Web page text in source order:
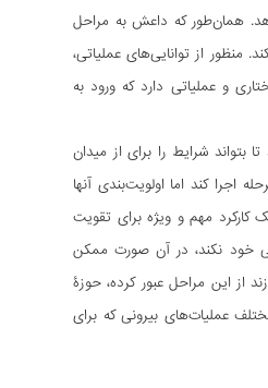
همان‌طور که داعش به مراحل
از توانایی‌های عملیاتی،
و عملیاتی دارد که ورود به
می‌زند تا بتواند شرایط را برای از میدان
اجرا کند اما اولویت‌بندی آنها
کارکرد مهم و ویژه برای تقویت
خود نکند، در آن صورت ممکن
از این مراحل عبور کرده، حوزۀ
عملیات‌های بیرونی که برای